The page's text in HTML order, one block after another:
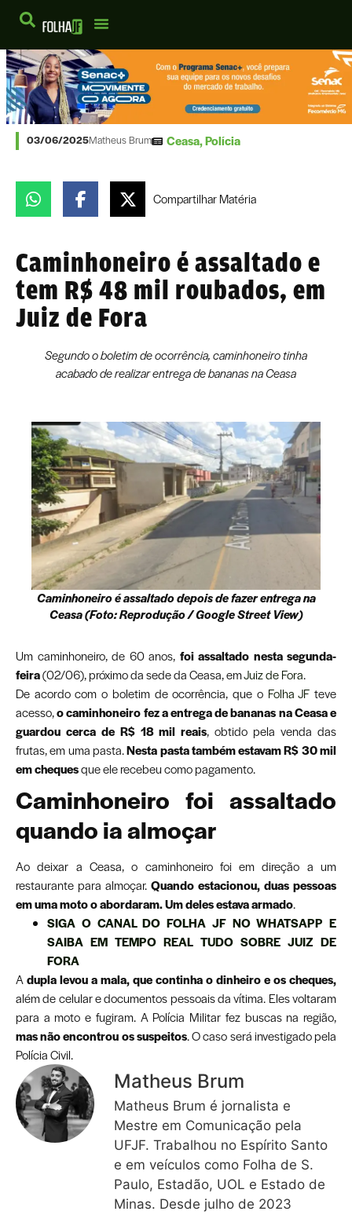
03/06/2025Matheus Brum Ceasa,Polícia
CompartilharMatéria
Caminhoneiro é assaltado e
tem R$ 48 mil roubados, em
Juiz de Fora
Segundo o boletim de ocorrência, caminhoneiro tinha
acabado de realizar entrega de bananas na Ceasa
Caminhoneiro é assaltado depois de fazer entrega na
Ceasa (Foto: Reprodução / Google Street View)
Um caminhoneiro, de 60 anos, foi assaltado nesta segunda-
feira(02/06), próximo da sede da Ceasa, emJuiz de Fora.
De acordo com o boletim de ocorrência, que o Folha JF teve
acesso,o caminhoneiro fez a entrega de bananas na Ceasa e
guardou cerca de R$ 18 mil reais, obtido pela venda das
frutas, em uma pasta.Nesta pasta também estavam R$ 30 mil
em chequesque ele recebeu como pagamento.
Caminhoneiro foi assaltado
quando ia almoçar
Ao deixar a Ceasa, o caminhoneiro foi em direção a um
restaurante para almoçar. Quando estacionou, duas pessoas
em uma moto o abordaram. Um deles estava armado.
SIGA O CANAL DO FOLHA JF NO WHATSAPP E
SAIBA EM TEMPO REAL TUDO SOBRE JUIZ DE
FORA
Adupla levou a mala, que continha o dinheiro e os cheques,
além de celular e documentos pessoais da vítima. Eles voltaram
para a moto e fugiram. A Polícia Militar fez buscas na região,
mas não encontrou os suspeitos. O caso será investigado pela
Polícia Civil.
Matheus Brum
Matheus Brum é jornalista e
Mestre em Comunicação pela
UFJF. Trabalhou no Espírito Santo
e em veículos como Folha de S.
Paulo, Estadão, UOL e Estado de
Minas. Desde julho de 2023